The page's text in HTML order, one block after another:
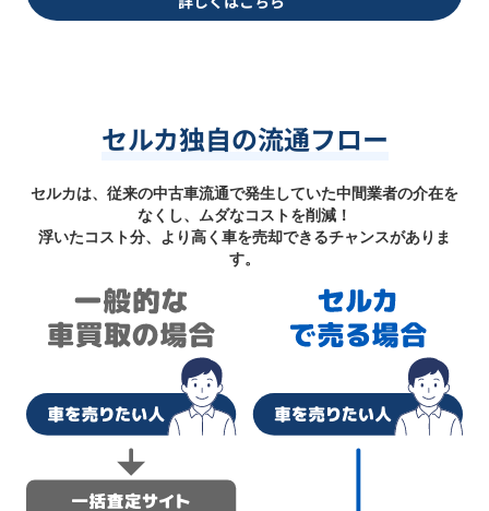
セルカ独自の流通フロー
セルカは、従来の中古車流通で発生していた中間業者の介在を
なくし、ムダなコストを削減！
浮いたコスト分、より高く車を売却できるチャンスがありま
す。